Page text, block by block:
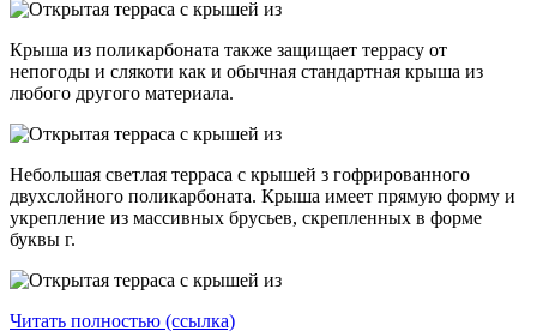
Крыша из поликарбоната также защищает террасу от
непогоды и слякоти как и обычная стандартная крыша из
любого другого материала.
Небольшая светлая терраса с крышей з гофрированного
двухслойного поликарбоната. Крыша имеет прямую форму и
укрепление из массивных брусьев, скрепленных в форме
буквы г.
Читать полностью (ссылка)